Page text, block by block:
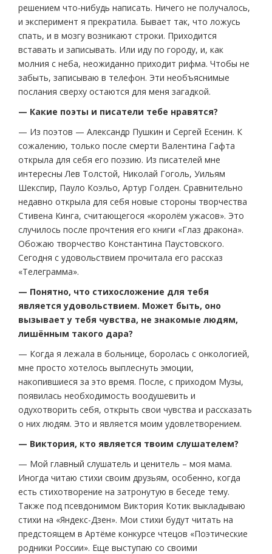
решением что-нибудь написать. Ничего не получалось,
и эксперимент я прекратила. Бывает так, что ложусь
спать, и в мозгу возникают строки. Приходится
вставать и записывать. Или иду по городу, и, как
молния с неба, неожиданно приходит рифма. Чтобы не
забыть, записываю в телефон. Эти необъяснимые
послания сверху остаются для меня загадкой.
— Какие поэты и писатели тебе нравятся?
— Из поэтов — Александр Пушкин и Сергей Есенин. К
сожалению, только после смерти Валентина Гафта
открыла для себя его поэзию. Из писателей мне
интересны Лев Толстой, Николай Гоголь, Уильям
Шекспир, Пауло Коэльо, Артур Голден. Сравнительно
недавно открыла для себя новые стороны творчества
Стивена Кинга, считающегося «королём ужасов». Это
случилось после прочтения его книги «Глаз дракона».
Обожаю творчество Константина Паустовского.
Сегодня с удовольствием прочитала его рассказ
«Телеграмма».
— Понятно, что стихосложение для тебя
является удовольствием. Может быть, оно
вызывает у тебя чувства, не знакомые людям,
лишённым такого дара?
— Когда я лежала в больнице, боролась с онкологией,
мне просто хотелось выплеснуть эмоции,
накопившиеся за это время. После, с приходом Музы,
появилась необходимость воодушевить и
одухотворить себя, открыть свои чувства и рассказать
о них людям. Это и является моим удовлетворением.
— Виктория, кто является твоим слушателем?
— Мой главный слушатель и ценитель – моя мама.
Иногда читаю стихи своим друзьям, особенно, когда
есть стихотворение на затронутую в беседе тему.
Также под псевдонимом Виктория Котик выкладываю
стихи на «Яндекс-Дзен». Мои стихи будут читать на
предстоящем в Артёме конкурсе чтецов «Поэтические
родники России». Еще выступаю со своими